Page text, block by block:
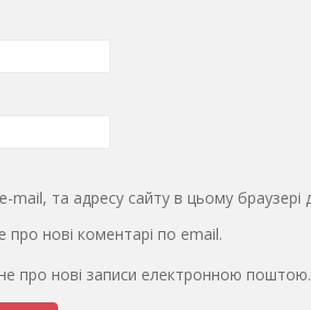
mail, та адресу сайту в цьому браузері
про нові коментарі по email.
про нові записи електронною поштою.